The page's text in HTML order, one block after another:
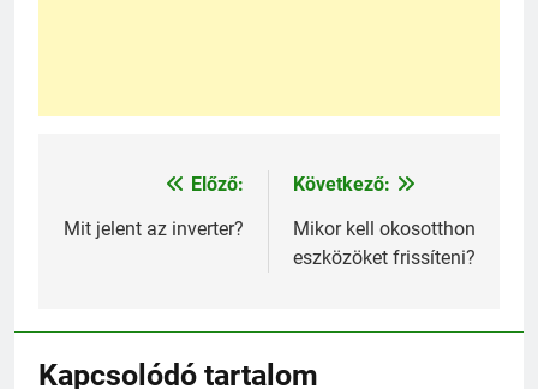
Bejegyzés
navigáció
Előző:
Mit jelent az inverter?
Következő:
Mikor kell okosotthon
eszközöket frissíteni?
Kapcsolódó tartalom